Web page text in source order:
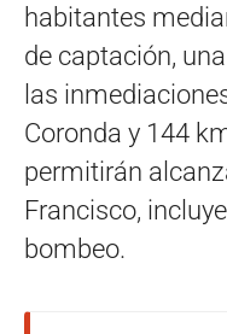
habitantes
de captación,
las
Coronda y 144
permitirán
Francisco,
bombeo.